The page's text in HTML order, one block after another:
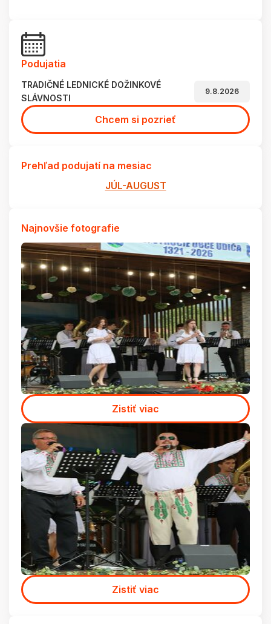
Podujatia
TRADIČNÉ LEDNICKÉ DOŽINKOVÉ
SLÁVNOSTI
9.8.2026
Chcem si pozrieť
Prehľad podujatí na mesiac
JÚL-AUGUST
Najnovšie fotografie
Zistiť viac
Zistiť viac